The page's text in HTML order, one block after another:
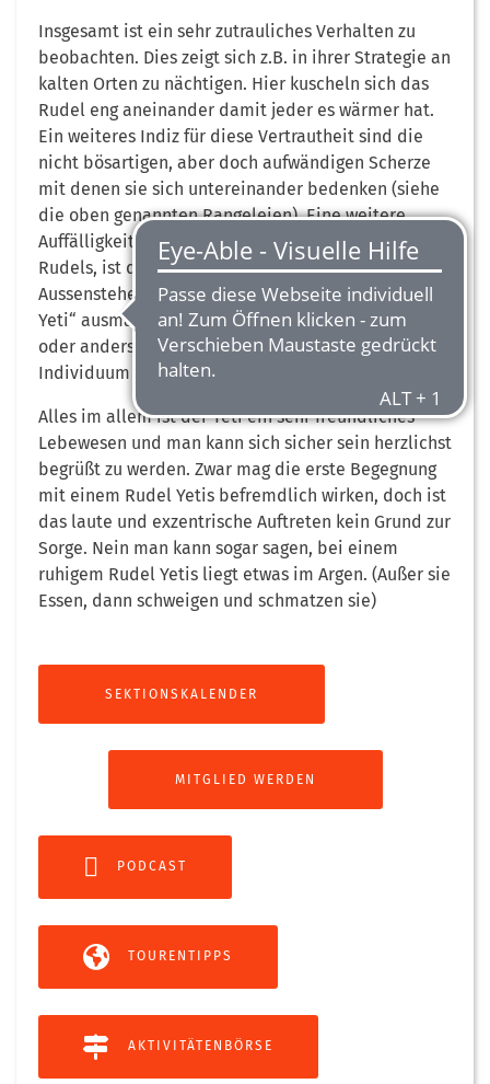
Insgesamt ist ein sehr zutrauliches Verhalten zu
beobachten. Dies zeigt sich z.B. in ihrer Strategie an
kalten Orten zu nächtigen. Hier kuscheln sich das
Rudel eng aneinander damit jeder es wärmer hat.
Ein weiteres Indiz für diese Vertrautheit sind die
nicht bösartigen, aber doch aufwändigen Scherze
mit denen sie sich untereinander bedenken (siehe
die oben genannten Rangeleien). Eine weitere
Auffälligkeit der Sozialstruktur innerhalb des
Rudels, ist die sehr flache Hierarchie. Ein
Aussenstehender mag zwar einen gewissen „Alpha-
Yeti“ ausmachen, doch lässt sich keine bevorzugte
oder andersartige Umgehensweise mit diesem
Individuum erkennen.
Alles im allem ist der Yeti ein sehr freundliches
Lebewesen und man kann sich sicher sein herzlichst
begrüßt zu werden. Zwar mag die erste Begegnung
mit einem Rudel Yetis befremdlich wirken, doch ist
das laute und exzentrische Auftreten kein Grund zur
Sorge. Nein man kann sogar sagen, bei einem
ruhigem Rudel Yetis liegt etwas im Argen. (Außer sie
Essen, dann schweigen und schmatzen sie)
SEKTIONSKALENDER
MITGLIED WERDEN
PODCAST
TOURENTIPPS
AKTIVITÄTENBÖRSE